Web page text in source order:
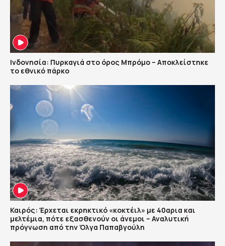
Ινδονησία: Πυρκαγιά στο όρος Μπρόμο – Αποκλείστηκε
το εθνικό πάρκο
Καιρός: Έρχεται εκρηκτικό «κοκτέιλ» με 40αρια και
μελτέμια, πότε εξασθενούν οι άνεμοι – Αναλυτική
πρόγνωση από την Όλγα Παπαβγούλη